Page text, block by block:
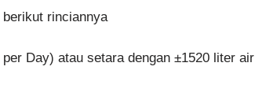
rinciannya
Day) atau setara dengan ±1520 liter air